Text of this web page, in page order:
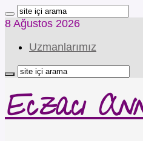
8 Ağustos 2026
Uzmanlarımız
Eczacı